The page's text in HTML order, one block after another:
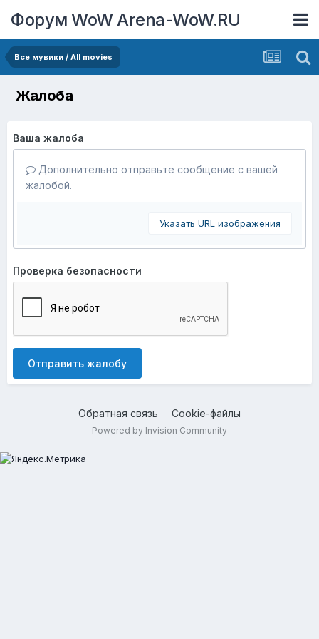
Форум WoW Arena-WoW.RU
Все мувики / All movies
Жалоба
Ваша жалоба
Дополнительно отправьте сообщение с вашей
жалобой.
Указать URL изображения
Проверка безопасности
Отправить жалобу
Обратная связь Cookie-файлы
Powered by Invision Community